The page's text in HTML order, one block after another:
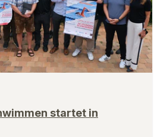
startet in